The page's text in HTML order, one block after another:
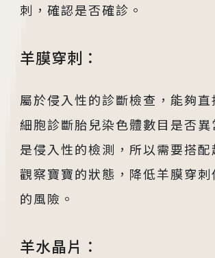
刺，確認是否確診。
羊膜穿刺：
屬於侵入性的診斷檢查，能夠
細胞診斷胎兒染色體數目是否異
是侵入性的檢測，所以需要搭配
觀察寶寶的狀態，降低羊膜穿刺
的風險。
羊水晶片：